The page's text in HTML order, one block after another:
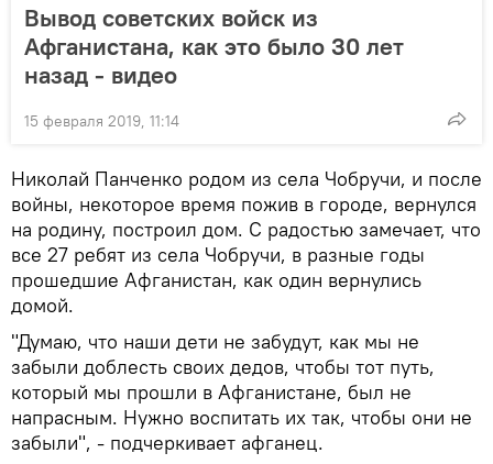
Вывод советских войск из
Афганистана, как это было 30 лет
назад - видео
15 февраля 2019, 11:14
Николай Панченко родом из села Чобручи, и после
войны, некоторое время пожив в городе, вернулся
на родину, построил дом. С радостью замечает, что
все 27 ребят из села Чобручи, в разные годы
прошедшие Афганистан, как один вернулись
домой.
"Думаю, что наши дети не забудут, как мы не
забыли доблесть своих дедов, чтобы тот путь,
который мы прошли в Афганистане, был не
напрасным. Нужно воспитать их так, чтобы они не
забыли", - подчеркивает афганец.